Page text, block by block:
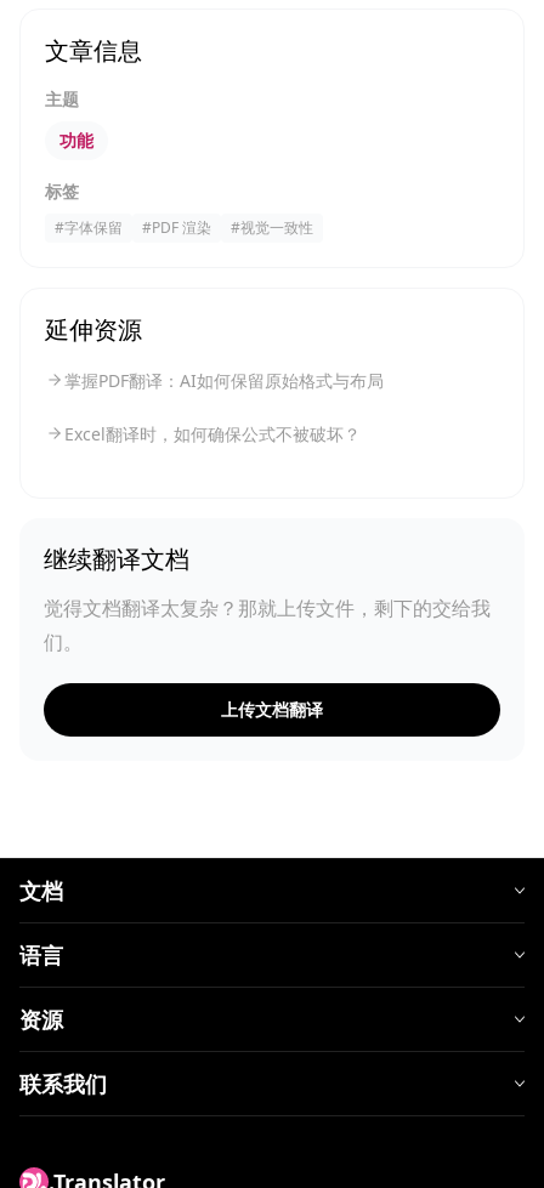
文章信息
主题
功能
标签
#字体保留 #PDF 渲染 #视觉一致性
延伸资源
掌握PDF翻译：AI如何保留原始格式与布局
Excel翻译时，如何确保公式不被破坏？
继续翻译文档
觉得文档翻译太复杂？那就上传文件，剩下的交给我
们。
上传文档翻译
文档
语言
资源
联系我们
.Translator